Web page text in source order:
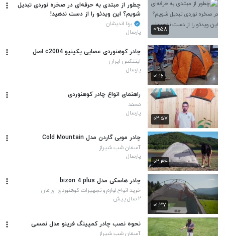
۰۹:۵۸
چطور از مبتدی به حرفه‌ای در صخره نوردی تبدیل
شویم؟ این ویدئو را از دست ندهید!
برنا اندیشان
پارسال
۰۱:۱۶
چادر کوهنوردی عصایی پکینیو c2004 اصل
اینتکس ایران
پارسال
۰۲:۵۷
راهنمای انواع چادر کوهنوردی
محمد
پارسال
۰۲:۴۴
چادر موبی گاردن مدل Cold Mountain
آسمان شب شیراز
پارسال
۰۱:۳۷
چادر هاسکی مدل bizon 4 plus
خرید انواع لوازم و تجهیزات کوهنوردی اورامان
۲ سال پیش
نحوه نصب چادر کمپینگ فرینو مدل نمسی
آسمان شب شیراز